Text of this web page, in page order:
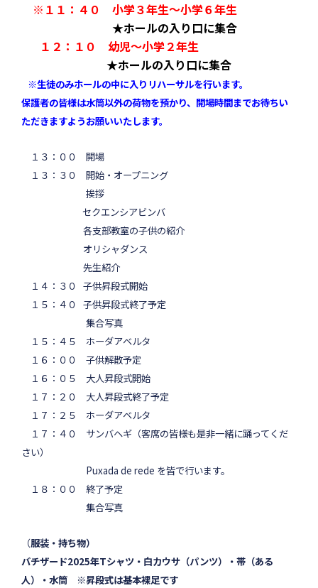
※１１：４０ 小学３年生〜小学６年生
★ホールの入り口に集合
１２：１０ 幼児〜小学２年生
★ホールの入り口に集合
※生徒のみホールの中に入りリハーサルを行います。
保護者の皆様は水筒以外の荷物を預かり、開場時間までお待ちい
ただきますようお願いいたします。
１３：００ 開場
１３：３０ 開始・オープニング
挨拶
セクエンシアビンバ
各支部教室の子供の紹介
オリシャダンス
先生紹介
１４：３０ 子供昇段式開始
１５：４０ 子供昇段式終了予定
集合写真
１５：４５ ホーダアベルタ
１６：００ 子供解散予定
１６：０５ 大人昇段式開始
１７：２０ 大人昇段式終了予定
１７：２５ ホーダアベルタ
１７：４０ サンバヘギ（客席の皆様も是非一緒に踊ってくだ
さい）
Puxada de rede を皆で行います。
１８：００ 終了予定
集合写真
（服装・持ち物）
バチザード2025年Tシャツ・白カウサ（パンツ）・帯（ある
人）・水筒 ※昇段式は基本裸足です